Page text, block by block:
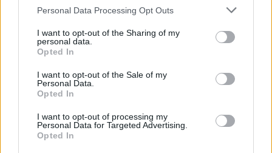
Please note that this website/app uses one or more Google
not limited to your visit or usage behaviour. You may click to
grant or deny consent to Google and its third-party tags to
use your data for below specified purposes in below Google
consent section.
Personal Data Processing Opt Outs
I want to opt-out of the Sharing of my
personal data.
Opted In
I want to opt-out of the Sale of my
Personal Data.
Opted In
I want to opt-out of processing my
Personal Data for Targeted Advertising.
Opted In